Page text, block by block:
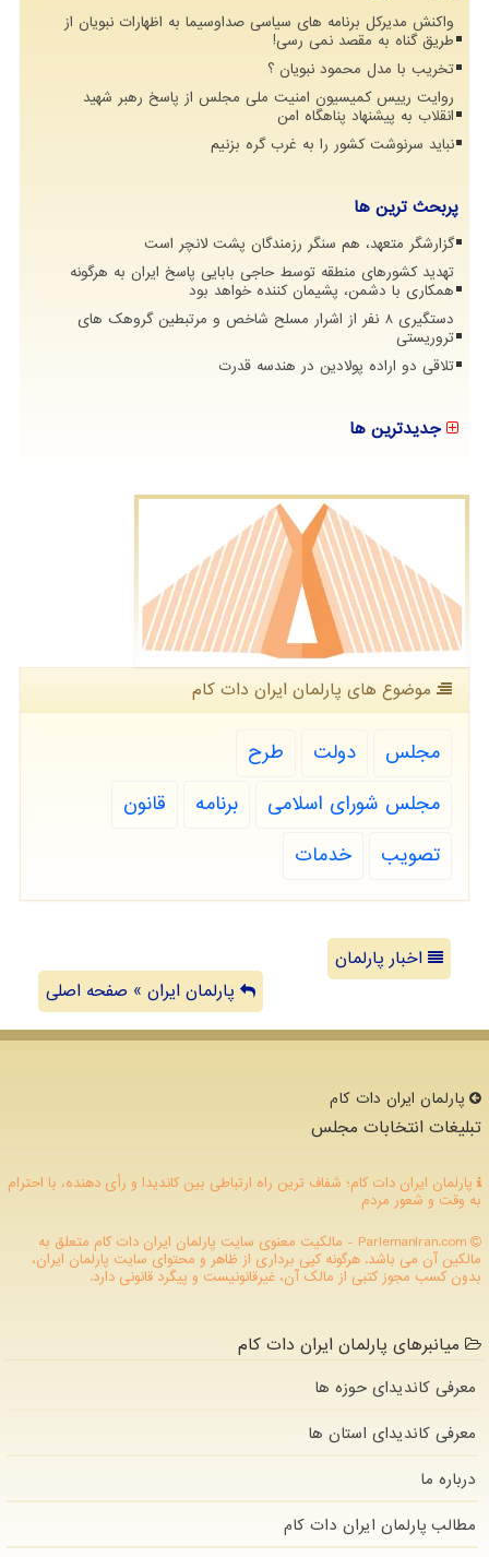
واکنش مدیرکل برنامه های سیاسی صداوسیما به اظهارات نبویان از
طریق گناه به مقصد نمی رسی!
تخریب با مدل محمود نبویان ؟
روایت رییس کمیسیون امنیت ملی مجلس از پاسخ رهبر شهید
انقلاب به پیشنهاد پناهگاه امن
نباید سرنوشت کشور را به غرب گره بزنیم
پربحث ترین ها
گزارشگر متعهد، هم سنگر رزمندگان پشت لانچر است
تهدید کشورهای منطقه توسط حاجی بابایی پاسخ ایران به هرگونه
همکاری با دشمن، پشیمان کننده خواهد بود
دستگیری 8 نفر از اشرار مسلح شاخص و مرتبطین گروهک های
تروریستی
تلاقی دو اراده پولادین در هندسه قدرت
جدیدترین ها
موضوع های پارلمان ایران دات كام
مجلس دولت
طرح
مجلس شورای اسلامی
برنامه
قانون
تصویب
خدمات
اخبار پارلمان
پارلمان ایران » صفحه اصلی
پارلمان ایران دات كام
تبلیغات انتخابات مجلس
پارلمان ایران دات کام؛ شفاف ترین راه ارتباطی بین کاندیدا و رأی دهنده، با احترام
به وقت و شعور مردم
ParlemanIran.com - مالکیت معنوی سایت پارلمان ایران دات كام متعلق به
مالکین آن می باشد. هرگونه کپی برداری از ظاهر و محتوای سایت پارلمان ایران،
بدون کسب مجوز کتبی از مالک آن، غیرقانونیست و پیگرد قانونی دارد.
میانبرهای پارلمان ایران دات کام
معرفی کاندیدای حوزه ها
معرفی کاندیدای استان ها
درباره ما
مطالب پارلمان ایران دات كام